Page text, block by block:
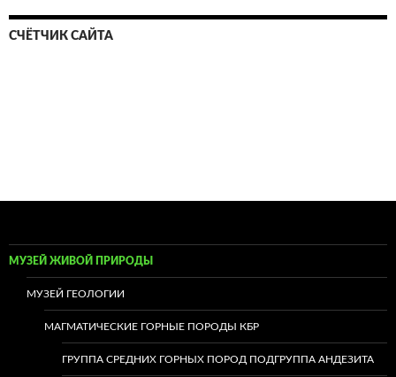
СЧЁТЧИК САЙТА
МУЗЕЙ ЖИВОЙ ПРИРОДЫ
МУЗЕЙ ГЕОЛОГИИ
МАГМАТИЧЕСКИЕ ГОРНЫЕ ПОРОДЫ КБР
ГРУППА СРЕДНИХ ГОРНЫХ ПОРОД ПОДГРУППА АНДЕЗИТА